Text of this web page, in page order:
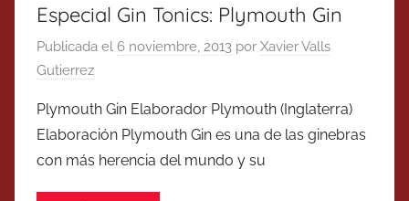
Especial Gin Tonics: Plymouth Gin
Publicada el 6 noviembre, 2013 por Xavier Valls
Gutierrez
Plymouth Gin Elaborador Plymouth (Inglaterra)
Elaboración Plymouth Gin es una de las ginebras
con más herencia del mundo y su